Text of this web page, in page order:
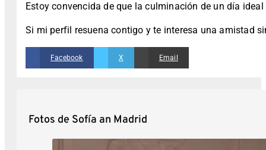
Estoy convencida de que la culminación de un día
Si mi perfil resuena contigo y te interesa una amistad
Facebook X Email
Fotos de Sofía an Madrid